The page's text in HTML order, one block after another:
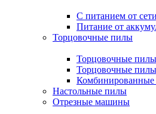
С питанием от сети
Питание от
Торцовочные пилы
Торцовочные пилы
Торцовочные
Настольные пилы
Отрезные машины